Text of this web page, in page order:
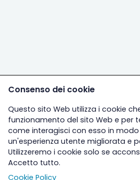
Consenso dei cookie
Questo sito Web utilizza i cookie
funzionamento del sito Web e per
come interagisci con esso in
un'esperienza utente migliorata e
Utilizzeremo i cookie solo se
Accetto tutto.
Cookie Policy